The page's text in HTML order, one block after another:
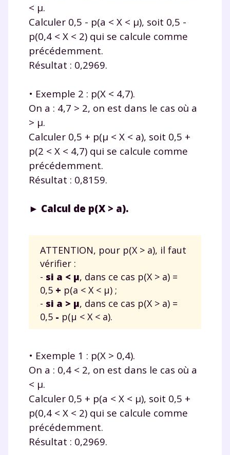
< μ.
Calculer 0,5 - p(a < X < μ), soit 0,5 -
p(0,4 < X < 2) qui se calcule comme
précédemment.
Résultat : 0,2969.
• Exemple 2 : p(X < 4,7).
On a : 4,7 > 2, on est dans le cas où a
> μ.
Calculer 0,5 + p(μ < X < a), soit 0,5 +
p(2 < X < 4,7) qui se calcule comme
précédemment.
Résultat : 0,8159.
► Calcul de p(X > a).
ATTENTION, pour p(X > a), il faut
vérifier :
- si a < μ, dans ce cas p(X > a) =
0,5 + p(a < X < μ) ;
- si a > μ, dans ce cas p(X > a) =
0,5 - p(μ < X < a).
• Exemple 1 : p(X > 0,4).
On a : 0,4 < 2, on est dans le cas où a
< μ.
Calculer 0,5 + p(a < X < μ), soit 0,5 +
p(0,4 < X < 2) qui se calcule comme
précédemment.
Résultat : 0,2969.
Envie de progresser
et de réussir votre
année scolaire ?